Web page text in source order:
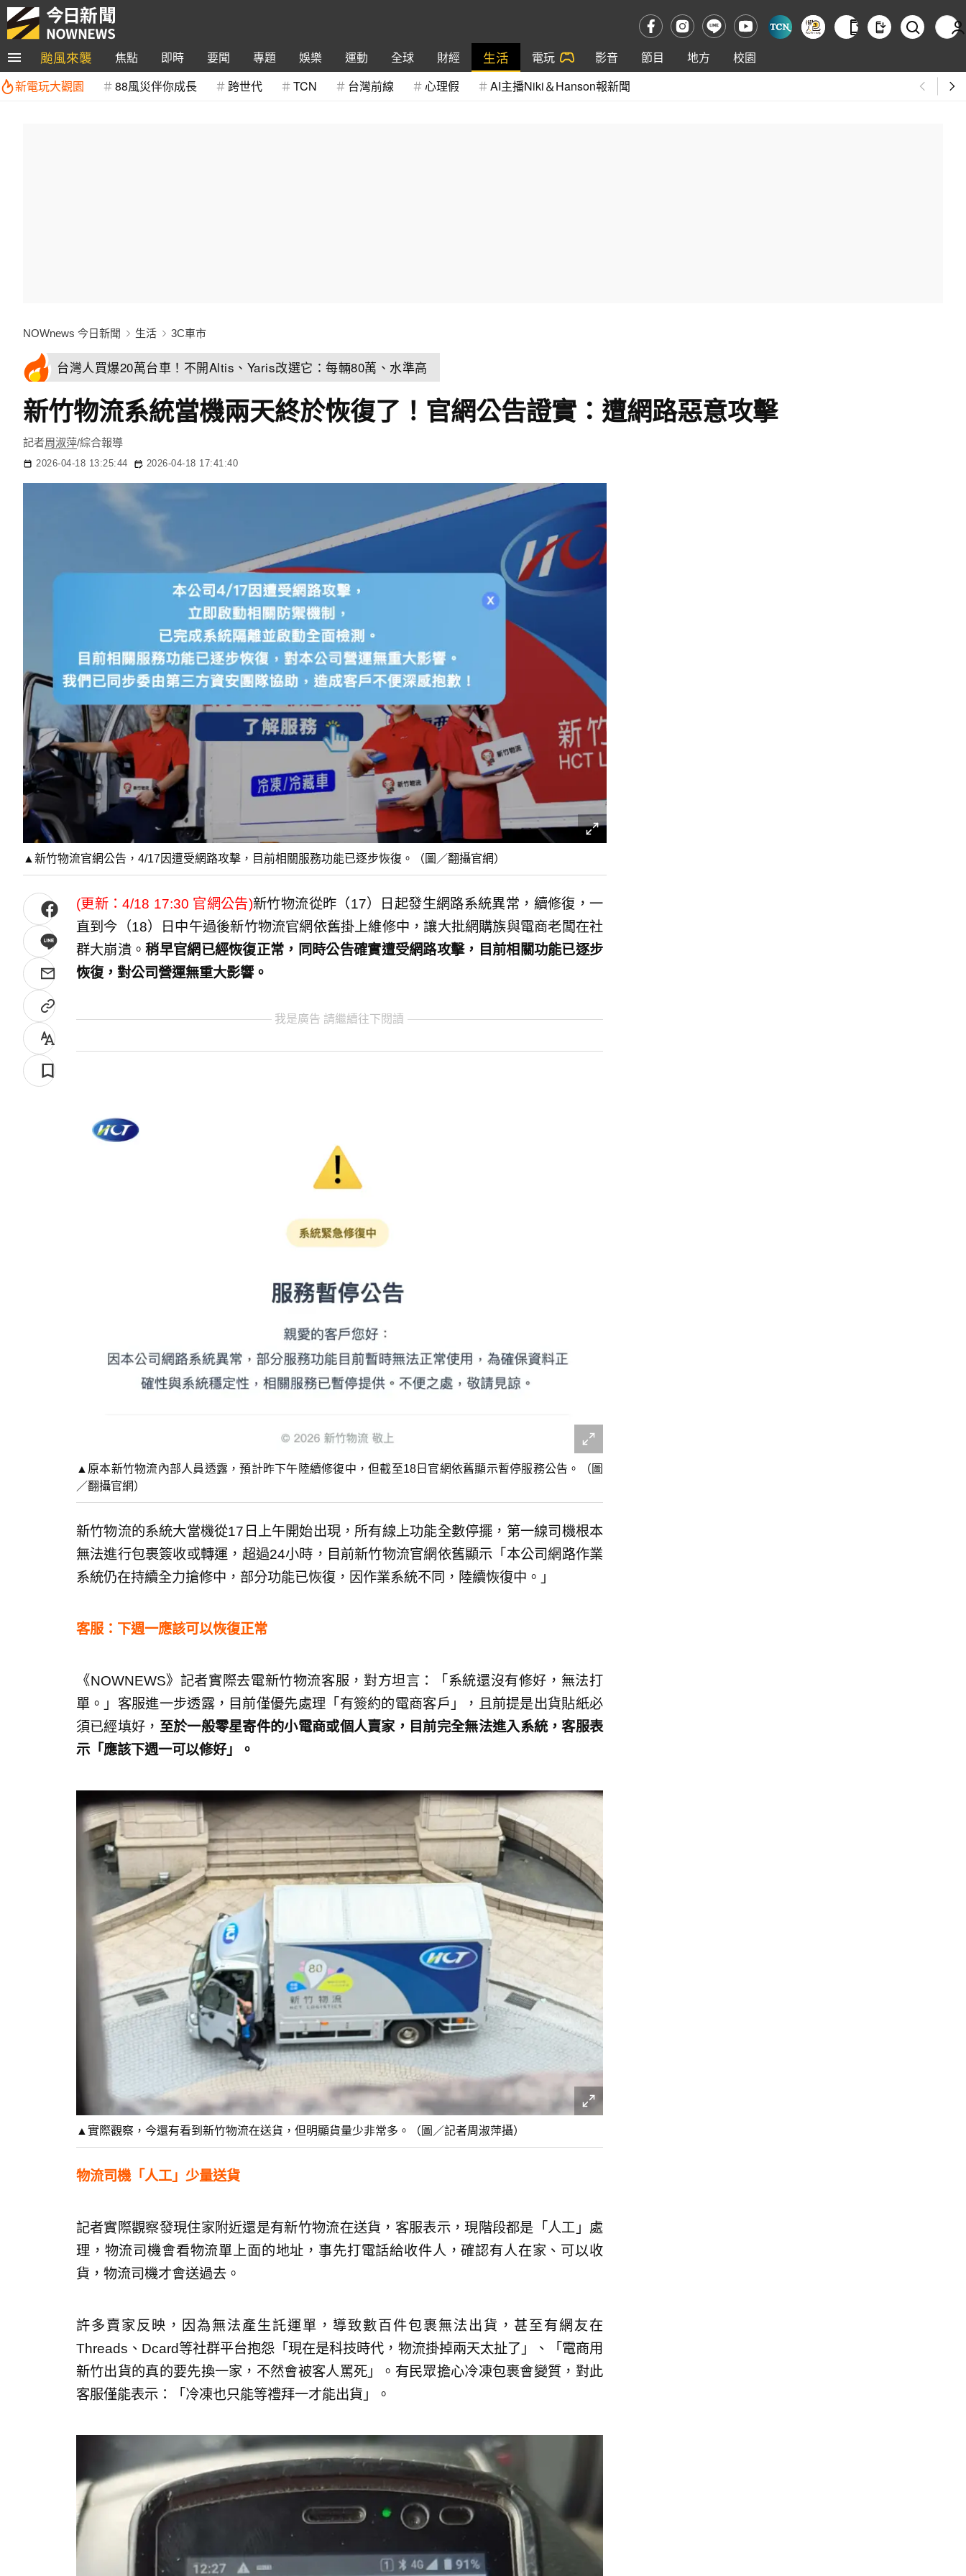
颱風來襲 焦點 即時 要聞 專題 娛樂 運動 全球 財經 生活 電玩 影音 節目 地方
校園
新電玩大觀園
88風災伴你成長 跨世代 TCN 台灣前線 心理假 AI主播Niki＆Hanson報新聞
NOWnews 今日新聞 生活 3C車市
台灣人買爆20萬台車！不開Altis、Yaris改選它：每輛80萬、水準高
新竹物流系統當機兩天終於恢復了！官網公告證實：遭網路惡意攻擊
記者周淑萍/綜合報導
2026-04-18 13:25:44 2026-04-18 17:41:40
▲新竹物流官網公告，4/17因遭受網路攻擊，目前相關服務功能已逐步恢復。（圖／翻攝官網）
(更新：4/18 17:30 官網公告)新竹物流從昨（17）日起發生網路系統異常，續修復，一
直到今（18）日中午過後新竹物流官網依舊掛上維修中，讓大批網購族與電商老闆在社
群大崩潰。稍早官網已經恢復正常，同時公告確實遭受網路攻擊，目前相關功能已逐步
恢復，對公司營運無重大影響。
我是廣告 請繼續往下閱讀
▲原本新竹物流內部人員透露，預計昨下午陸續修復中，但截至18日官網依舊顯示暫停服務公告。（圖
／翻攝官網）
新竹物流的系統大當機從17日上午開始出現，所有線上功能全數停擺，第一線司機根本
無法進行包裹簽收或轉運，超過24小時，目前新竹物流官網依舊顯示「本公司網路作業
系統仍在持續全力搶修中，部分功能已恢復，因作業系統不同，陸續恢復中。」
客服：下週一應該可以恢復正常
《NOWNEWS》記者實際去電新竹物流客服，對方坦言：「系統還沒有修好，無法打
單。」客服進一步透露，目前僅優先處理「有簽約的電商客戶」，且前提是出貨貼紙必
須已經填好， 至於一般零星寄件的小電商或個人賣家，目前完全無法進入系統，客服表
示「應該下週一可以修好」。
▲實際觀察，今還有看到新竹物流在送貨，但明顯貨量少非常多。（圖／記者周淑萍攝）
物流司機「人工」少量送貨
記者實際觀察發現住家附近還是有新竹物流在送貨，客服表示，現階段都是「人工」處
理，物流司機會看物流單上面的地址，事先打電話給收件人，確認有人在家、可以收
貨，物流司機才會送過去。
許多賣家反映，因為無法產生託運單，導致數百件包裹無法出貨，甚至有網友在
Threads、Dcard等社群平台抱怨「現在是科技時代，物流掛掉兩天太扯了」、「電商用
新竹出貨的真的要先換一家，不然會被客人罵死」。有民眾擔心冷凍包裹會變質，對此
客服僅能表示：「冷凍也只能等禮拜一才能出貨」。